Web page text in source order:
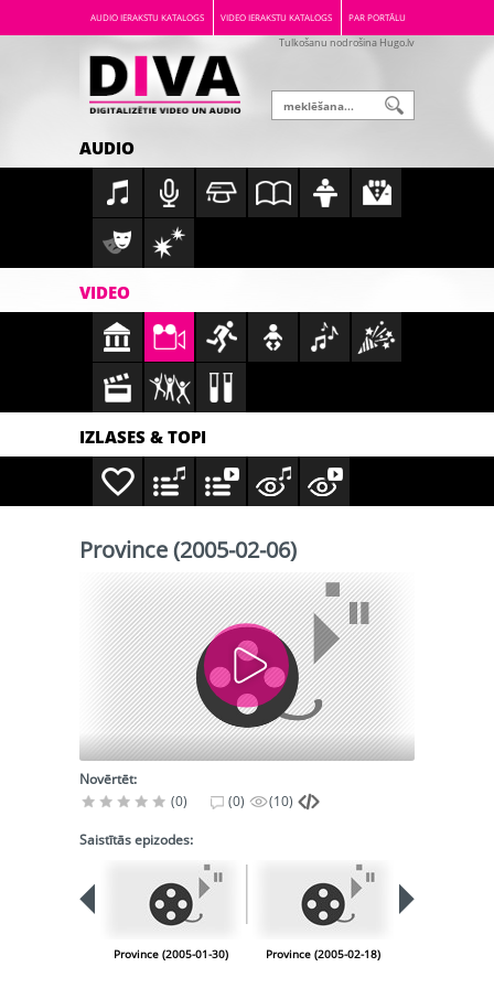
AUDIO IERAKSTU KATALOGS VIDEO IERAKSTU KATALOGS PAR PORTĀLU
Tulkošanu nodrošina Hugo.lv
AUDIO
VIDEO
IZLASES & TOPI
Province (2005-02-06)
Novērtēt:
(0)
(0) (10)
Saistītās epizodes:
Province (2005-01-30) Province (2005-02-18)